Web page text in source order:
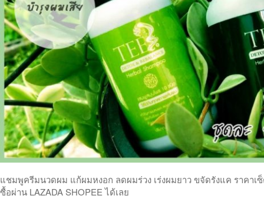
แชมพูครีมนวดผม แก้ผมหงอก ลดผมร่วง เร่งผมยาว ขจัดรังแค ราคาเ
ซื้อผ่าน LAZADA SHOPEE ได้เลย